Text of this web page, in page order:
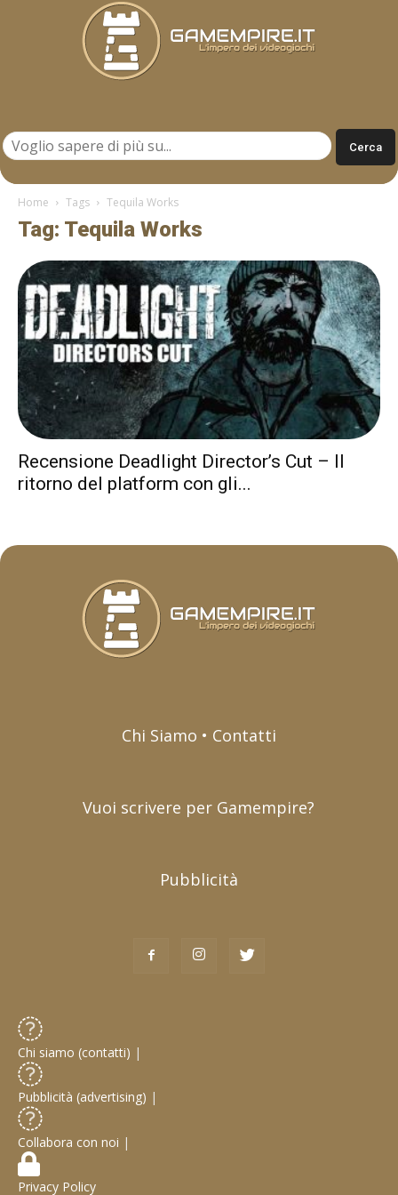
Home Tags Tequila Works
Tag: Tequila Works
Recensione Deadlight Director’s Cut – Il
ritorno del platform con gli...
Chi Siamo • Contatti
Vuoi scrivere per Gamempire?
Pubblicità
Chi siamo (contatti) |
Pubblicità (advertising) |
Collabora con noi |
Privacy Policy